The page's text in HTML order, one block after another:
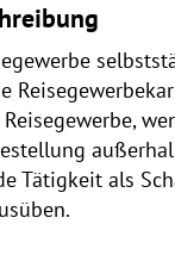
Tätigkeit als